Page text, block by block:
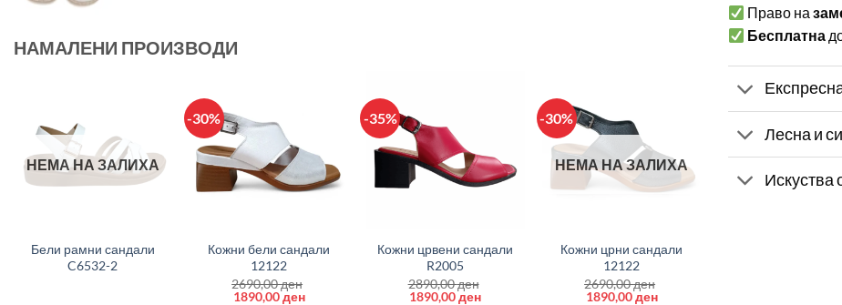
НАМАЛЕНИ ПРОИЗВОДИ
НЕМА НА ЗАЛИХА
Бели рамни сандали
C6532-2
-30%
Кожни бели сандали
12122
2690,00ден
Original
1890,00денCurrent
-35%
Кожни црвени сандали
R2005
2890,00ден
Original
1890,00денCurrent
-30%
НЕМА НА ЗАЛИХА
Кожни црни сандали
12122
2690,00ден
Original
1890,00денCurrent
Право на
Бесплатна
Лесна и
Искуства